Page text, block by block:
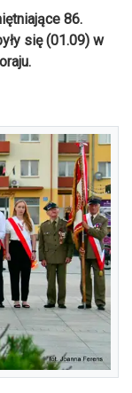
86.
się (01.09) w